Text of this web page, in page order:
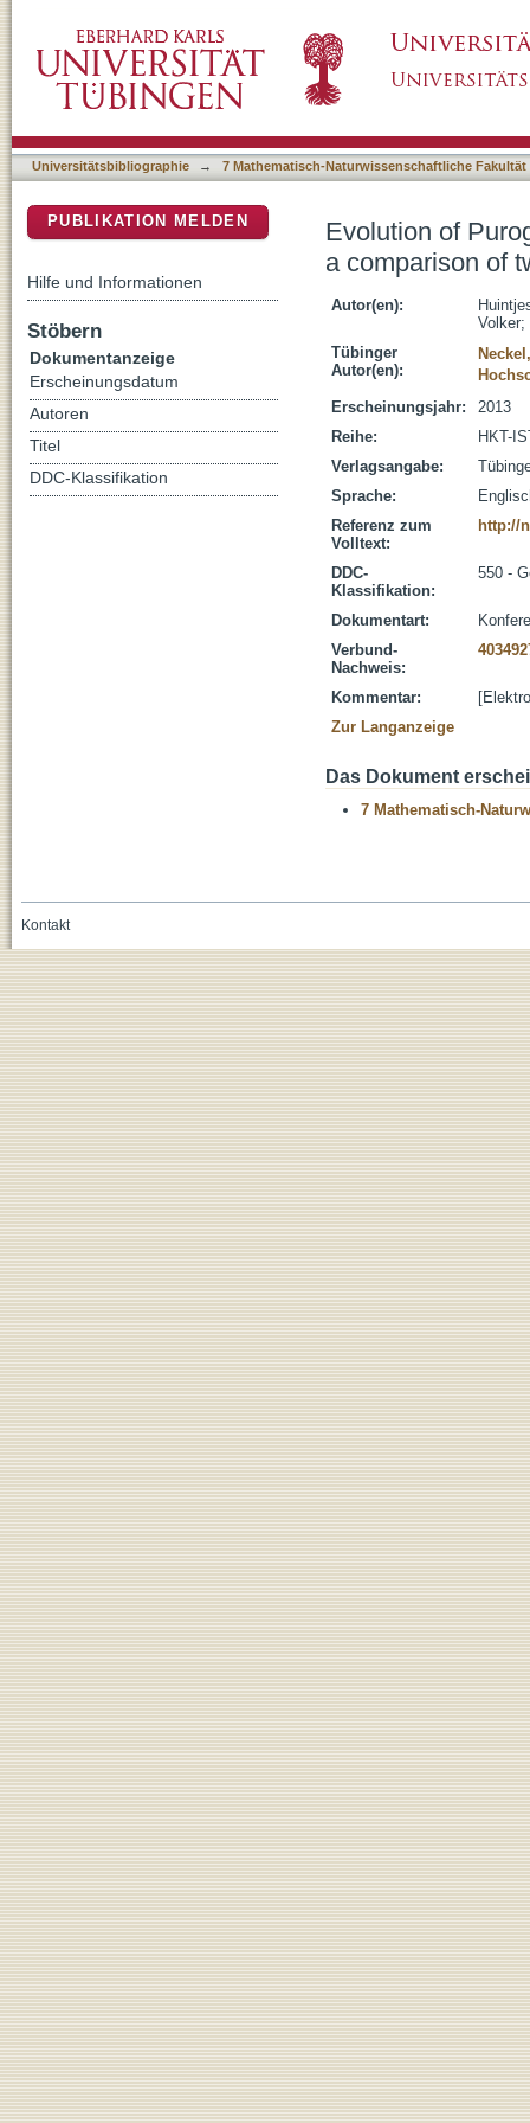
glaciological methods
Universitätsbibliographie → 7 Mathematisch-Naturwissenschaftliche Fakultät
Evolution of
a comparison of
Autor(en):
Volker;
Tübinger
Autor(en):
Erscheinungsjahr:
2013
Reihe:
HKT-
Verlagsangabe:
Sprache:
Referenz zum
Volltext:
http://
DDC-
Klassifikation:
550 -
Dokumentart:
Verbund-
Nachweis:
Kommentar:
Zur Langanzeige
Das Dokument
7 Mathematisch-
PUBLIKATION MELDEN
Hilfe und Informationen
Stöbern
Dokumentanzeige
Erscheinungsdatum
Autoren
Titel
DDC-Klassifikation
Kontakt